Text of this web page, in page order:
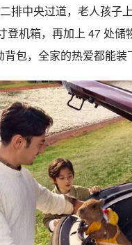
排中央过道，老人孩子
登机箱，再加上 47 处
包，全家的热爱都能装